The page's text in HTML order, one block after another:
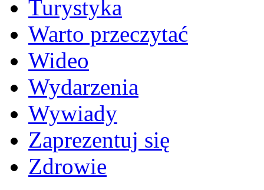
Turystyka
Warto przeczytać
Wideo
Wydarzenia
Wywiady
Zaprezentuj się
Zdrowie